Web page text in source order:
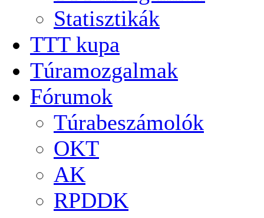
Statisztikák
TTT kupa
Túramozgalmak
Fórumok
Túrabeszámolók
OKT
AK
RPDDK